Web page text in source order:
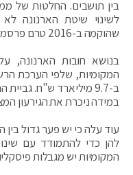
לשינוי שיטת הארנונה לא
שהוקמה ב-2016 טרם פרסמה את המלצותיה.
בנושא חובות הארנונה,
ב-9.7 מיליארד ש"ח.
במידה ניכרת את הגירעון
עוד עלה כי יש פער גדול
להן כדי להתמודד עם
המקומיות יש מגבלות